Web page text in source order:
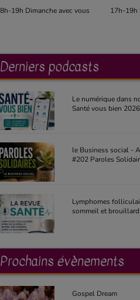
17h-19h Samedi avec vous
Derniers podcasts
Le numérique dans
Santé vous
le Business social -
#202 Paroles
Lymphomes
sommeil et
Prochains évènements
Gospel Dream